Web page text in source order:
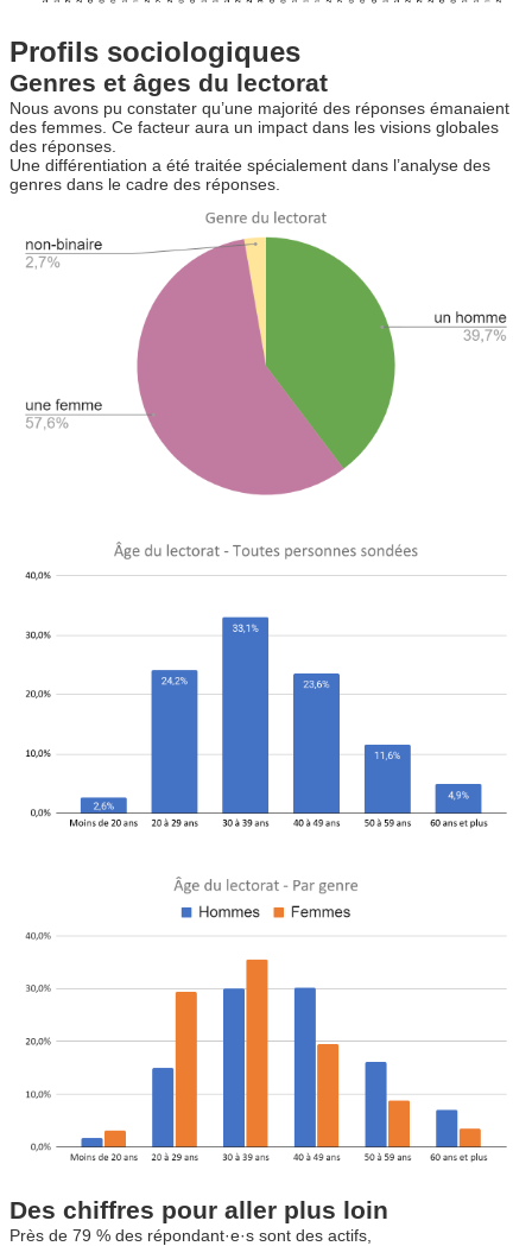
Profils sociologiques
Genres et âges du lectorat
Nous avons pu constater qu’une majorité des réponses émanaient
des femmes. Ce facteur aura un impact dans les visions globales
des réponses.
Une différentiation a été traitée spécialement dans l’analyse des
genres dans le cadre des réponses.
Des chiffres pour aller plus loin
Près de 79 % des répondant·e·s sont des actifs,